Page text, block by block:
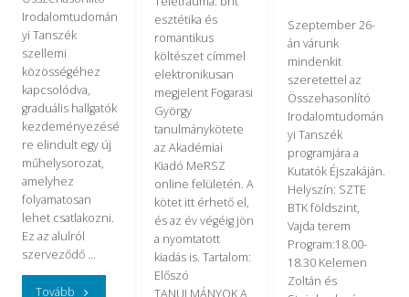
Irodalomtudomán
yi Tanszék
szellemi
közösségéhez
kapcsolódva,
graduális hallgatók
kezdeményezésé
re elindult egy új
műhelysorozat,
amelyhez
folyamatosan
lehet csatlakozni.
Ez az alulról
szerveződő …
Tovább"Olvasókör
Szeptember 26-
án várunk
mindenkit
szeretettel az
Összehasonlító
Irodalomtudomán
yi Tanszék
programjára a
Kutatók Éjszakáján.
Helyszín: SZTE
BTK földszint,
Vajda terem
Program:18.00-
18.30 Kelemen
Zoltán és
esztétika és
romantikus
költészet címmel
elektronikusan
megjelent Fogarasi
György
tanulmánykötete
az Akadémiai
Kiadó MeRSZ
online felületén. A
kötet itt érhető el,
és az év végéig jön
a nyomtatott
kiadás is. Tartalom:
Előszó
TANULMÁNYOK A